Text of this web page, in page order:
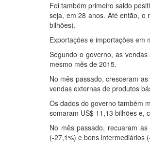
Foi também primeiro saldo
seja, em 28 anos. Até então, o
bilhões).
Exportações e importações em
Segundo o governo, as
mesmo mês de 2015.
No mês passado, cresceram
vendas externas de produtos
Os dados do governo também
somaram US$ 11,13 bilhões e,
No mês passado, recuaram
(-27,1%) e bens intermediários